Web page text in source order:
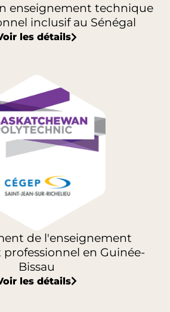
enseignement technique
inclusif au Sénégal
les détails
de l'enseignement
en Guinée-
Bissau
les détails